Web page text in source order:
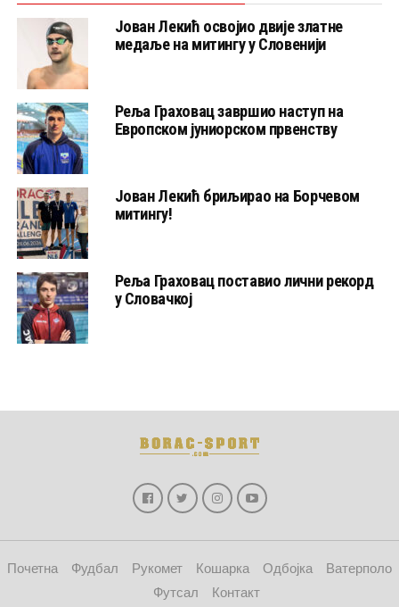
Јован Лекић освојио двије златне
медаље на митингу у Словенији
Реља Граховац завршио наступ на
Европском јуниорском првенству
Јован Лекић бриљирао на Борчевом
митингу!
Реља Граховац поставио лични рекорд
у Словачкој
Почетна Фудбал Рукомет Кошарка Одбојка
Ватерполо
Футсал
Контакт